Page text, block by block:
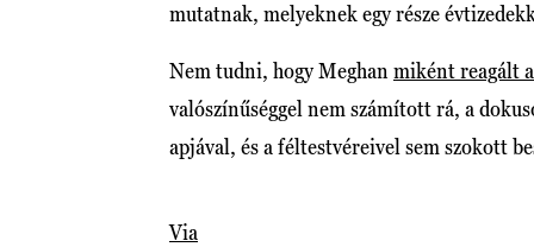
mutatnak, melyeknek egy része
Nem tudni, hogy Meghan miként reagált
valószínűséggel nem számított rá, a
apjával, és a féltestvéreivel sem szokott
Via